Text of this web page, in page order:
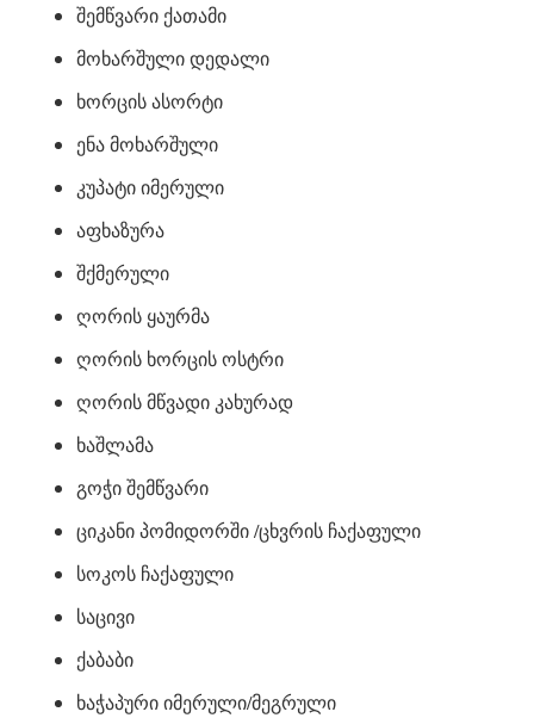
შემწვარი ქათამი
მოხარშული დედალი
ხორცის ასორტი
ენა მოხარშული
კუპატი იმერული
აფხაზურა
შქმერული
ღორის ყაურმა
ღორის ხორცის ოსტრი
ღორის მწვადი კახურად
ხაშლამა
გოჭი შემწვარი
ციკანი პომიდორში /ცხვრის ჩაქაფული
სოკოს ჩაქაფული
საცივი
ქაბაბი
ხაჭაპური იმერული/მეგრული